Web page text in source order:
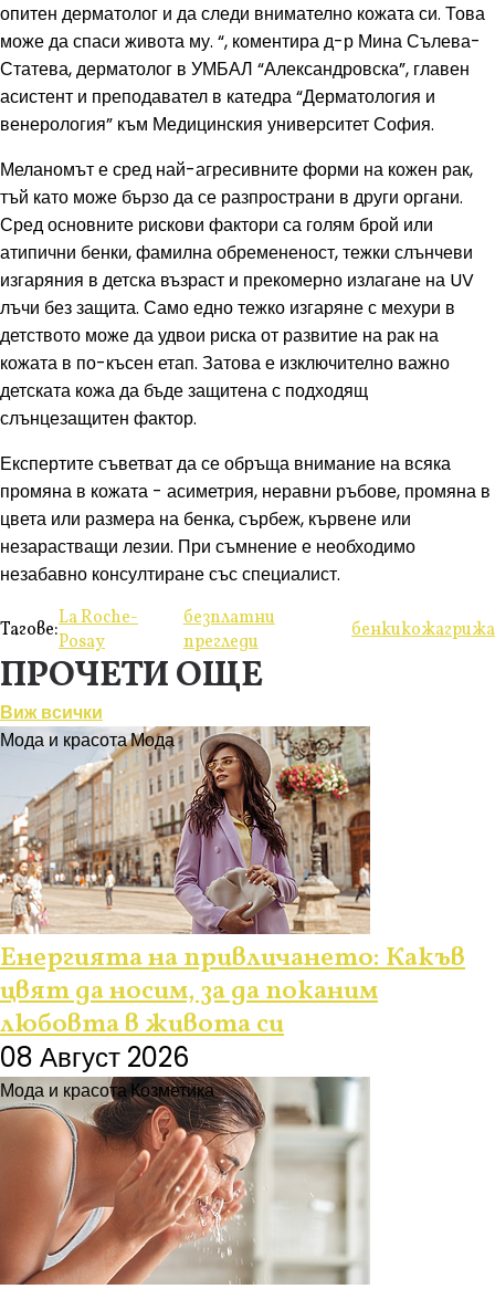
опитен дерматолог и да следи внимателно кожата си. Това
може да спаси живота му. “, коментира д-р Мина Сълева-
Статева, дерматолог в УМБАЛ “Александровска”, главен
асистент и преподавател в катедра “Дерматология и
венерология” към Медицинския университет София.
Меланомът е сред най-агресивните форми на кожен рак,
тъй като може бързо да се разпространи в други органи.
Сред основните рискови фактори са голям брой или
атипични бенки, фамилна обремененост, тежки слънчеви
изгаряния в детска възраст и прекомерно излагане на UV
лъчи без защита. Само едно тежко изгаряне с мехури в
детството може да удвои риска от развитие на рак на
кожата в по-късен етап. Затова е изключително важно
детската кожа да бъде защитена с подходящ
слънцезащитен фактор.
Експертите съветват да се обръща внимание на всяка
промяна в кожата - асиметрия, неравни ръбове, промяна в
цвета или размера на бенка, сърбеж, кървене или
незарастващи лезии. При съмнение е необходимо
незабавно консултиране със специалист.
Тагове:La Roche-
Posay
безплатни
прегледи
бенкикожагрижа
ПРОЧЕТИ ОЩЕ
Виж всички
Мода и красотаМода
Енергията на привличането: Какъв
цвят да носим, за да поканим
любовта в живота си
08 Август 2026
Мода и красотаКозметика